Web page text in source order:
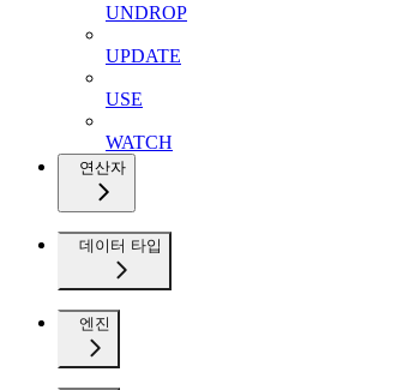
UNDROP
UPDATE
USE
WATCH
연산자
데이터 타입
엔진